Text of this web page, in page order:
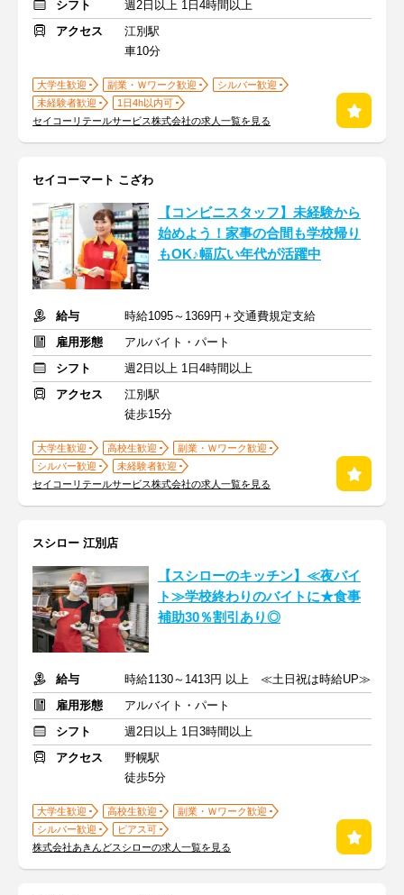
シフト
週2日以上 1日4時間以上
アクセス
江別駅
車10分
大学生歓迎 副業・Ｗワーク歓迎
シルバー歓迎
未経験者歓迎
1日4h以内可
セイコーリテールサービス株式会社の求人一覧を見る
セイコーマート こざわ
【コンビニスタッフ】未経験から
始めよう！家事の合間も学校帰り
もOK♪幅広い年代が活躍中
給与
時給1095～1369円＋交通費規定支給
雇用形態
アルバイト・パート
シフト
週2日以上 1日4時間以上
アクセス
江別駅
徒歩15分
大学生歓迎 高校生歓迎
副業・Ｗワーク歓迎
シルバー歓迎
未経験者歓迎
セイコーリテールサービス株式会社の求人一覧を見る
スシロー 江別店
【スシローのキッチン】≪夜バイ
ト≫学校終わりのバイトに★食事
補助30％割引あり◎
給与
時給1130～1413円 以上 ≪土日祝は時給UP≫
雇用形態
アルバイト・パート
シフト
週2日以上 1日3時間以上
アクセス
野幌駅
徒歩5分
大学生歓迎 高校生歓迎
副業・Ｗワーク歓迎
シルバー歓迎
ピアス可
株式会社あきんどスシローの求人一覧を見る